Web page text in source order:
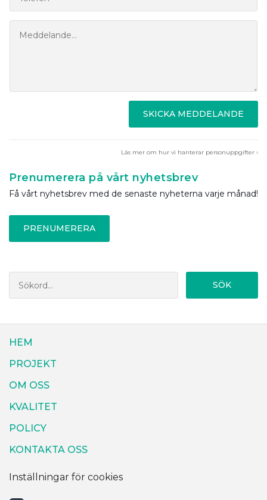
SKICKA MEDDELANDE
Läs mer om hur vi hanterar personuppgifter ›
Prenumerera på vårt nyhetsbrev
Få vårt nyhetsbrev med de senaste nyheterna varje månad!
PRENUMERERA
SÖK
HEM
PROJEKT
OM OSS
KVALITET
POLICY
KONTAKTA OSS
Inställningar för cookies